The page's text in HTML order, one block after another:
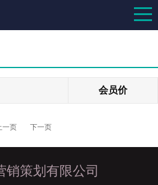
会员价
一页 下一页
销策划有限公司